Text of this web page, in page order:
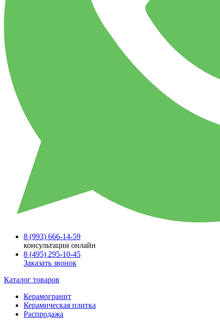
8 (993) 666-14-59
консультации онлайн
8 (495) 295-10-45
Заказать звонок
Каталог товаров
Керамогранит
Керамическая плитка
Распродажа